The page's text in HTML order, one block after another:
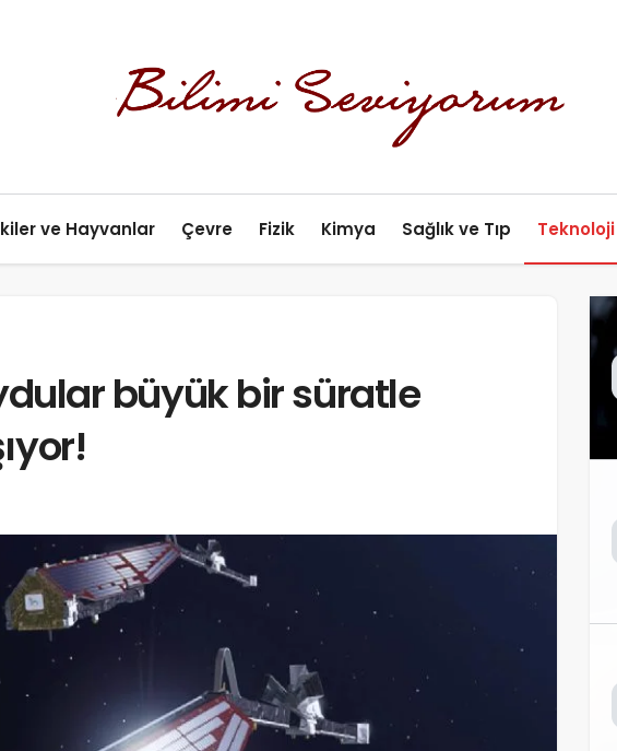
ve Hayvanlar Çevre Fizik Kimya Sağlık ve Tıp Teknoloji
büyük bir süratle